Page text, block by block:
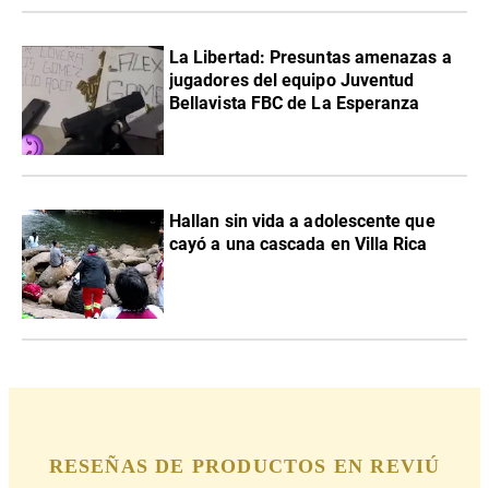
La Libertad: Presuntas amenazas a
jugadores del equipo Juventud
Bellavista FBC de La Esperanza
Hallan sin vida a adolescente que
cayó a una cascada en Villa Rica